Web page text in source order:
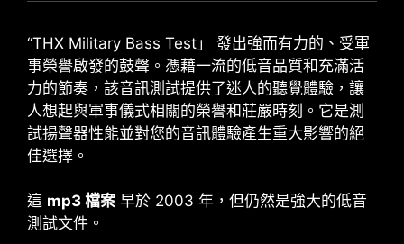
“THX Military Bass Test 」 發出強而有力的、受軍
事榮譽啟發的鼓聲。憑藉一流的低音品質和充滿活
力的節奏，該音訊測試提供了迷人的聽覺體驗，讓
人想起與軍事儀式相關的榮譽和莊嚴時刻。它是測
試揚聲器性能並對您的音訊體驗產生重大影響的絕
佳選擇。
這 mp3 檔案 早於 2003 年，但仍然是強大的低音
測試文件。